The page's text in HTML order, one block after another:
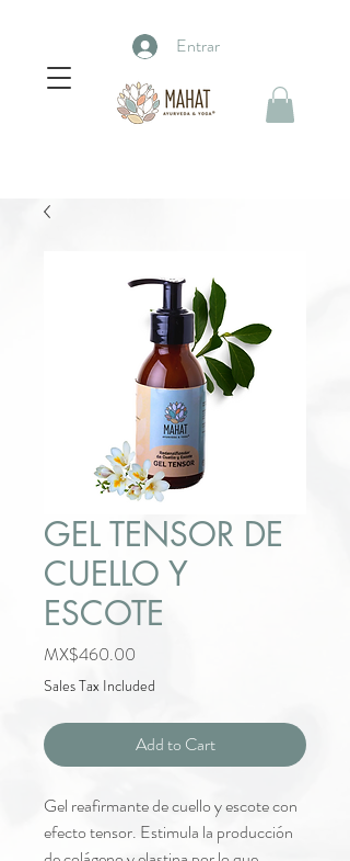
Entrar
GEL TENSOR DE
CUELLO Y
ESCOTE
MX$460.00
Sales Tax Included
Add to Cart
Gel reafirmante de cuello y escote con
efecto tensor. Estimula la producción